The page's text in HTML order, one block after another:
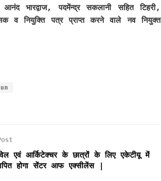
भारद्वाज, पदमेंन्द्र सकलानी सहित टिहरी,
व नियुक्ति पत्र प्राप्त करने वाले नव नियुक्त
एवं आर्किटेक्चर के छात्रों के लिए एकेटीयू में
होगा सेंटर आफ एक्सीलेंस |